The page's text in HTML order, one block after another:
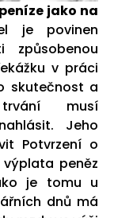
jako na
je povinen
způsobenou
v práci
skutečnost a
musí
Jeho
Potvrzení o
výplata peněz
je tomu u
dnů má